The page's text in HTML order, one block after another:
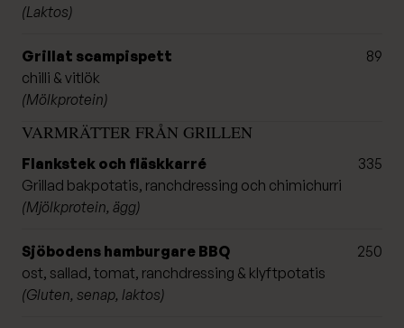
(Laktos)
Grillat scampispett
chilli & vitlök
(Mölkprotein)
89
VARMRÄTTER FRÅN GRILLEN
Flankstek och fläskkarré
Grillad bakpotatis, ranchdressing och chimichurri
(Mjölkprotein, ägg)
335
Sjöbodens hamburgare BBQ
ost, sallad, tomat, ranchdressing & klyftpotatis
(Gluten, senap, laktos)
250